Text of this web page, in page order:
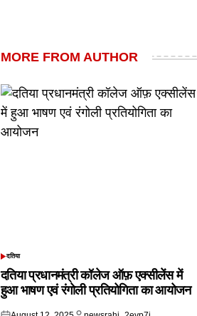
MORE FROM AUTHOR
POSTED
दतिया
दतिया प्रधानमंत्री कॉलेज ऑफ़ एक्सीलेंस में
हुआ भाषण एवं रंगोली प्रतियोगिता का आयोजन